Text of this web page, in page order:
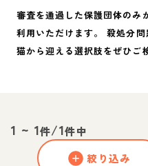
審査を通過した保護団体のみ
利用いただけます。 殺処分
猫から迎える選択肢をぜひご
1 ~ 1件/1件中
絞り込み